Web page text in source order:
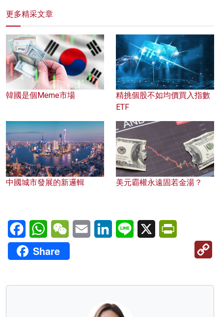
更多精采文章
韓國是個Meme市場
精挑個股不如均價買入指數
ETF
中國城市發展的新邏輯 美元霸權永遠固若金湯？
FacebookWhatsAppWeChatEmail LinkedInLine X
Share